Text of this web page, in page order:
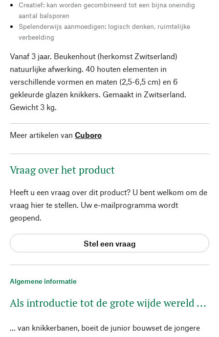
Algemene informatie
Als introductie tot de grote wijde wereld ...
... van knikkerbanen, boeit de junior bouwset de jongere
Creatief: kan worden gecombineerd tot een bijna oneindig
aantal balsporen
Spelenderwijs aanmoedigen: logisch denken, ruimtelijke
verbeelding
Vanaf 3 jaar. Beukenhout (herkomst Zwitserland)
natuurlijke afwerking. 40 houten elementen in
verschillende vormen en maten (2,5-6,5 cm) en 6
gekleurde glazen knikkers. Gemaakt in Zwitserland.
Gewicht 3 kg.
Meer artikelen van Cuboro
Vraag over het product
Heeft u een vraag over dit product? U bent welkom om de
vraag hier te stellen. Uw e-mailprogramma wordt
geopend.
Stel een vraag